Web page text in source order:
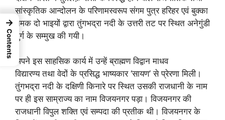
सांस्कृतिक आन्दोलन के परिणामस्वरूप संगम पुत्र हरिहर एवं बुक्का
नमक दो भाइयों द्वारा तुंगभद्रा नदी के उत्तरी तट पर स्थित अनेगुंडी
दुर्ग के सम्मुख की गयी।
अपने इस साहसिक कार्य में उन्हें ब्राह्मण विद्वान माधव
विद्यारण्य तथा वेदों के प्रसिद्ध भाष्यकार ‘सायण’ से प्रेरणा मिली।
तुंगभद्रा नदी के दक्षिणी किनारे पर स्थित उसकी राजधानी के नाम
पर ही इस साम्राज्य का नाम विजयनगर पड़ा। विजयनगर की
राजधानी विपुल शक्ति एवं सम्पदा की प्रतीक थी। विजयनगर के
→
Contents